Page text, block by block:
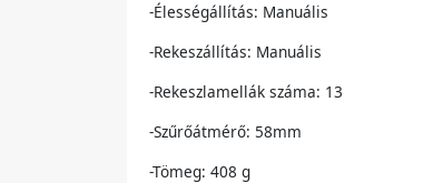
-Élességállítás: Manuális
-Rekeszállítás: Manuális
-Rekeszlamellák száma: 13
-Szűrőátmérő: 58mm
-Tömeg: 408 g